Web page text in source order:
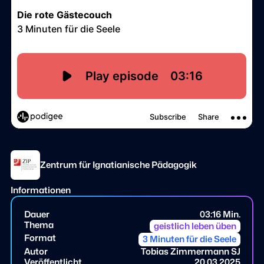
Zentrum für Ignatianische Pädagogik
Informationen
Dauer
03:16 Min.
Thema
geistlich leben üben
Format
3 Minuten für die Seele
Autor
Tobias Zimmermann SJ